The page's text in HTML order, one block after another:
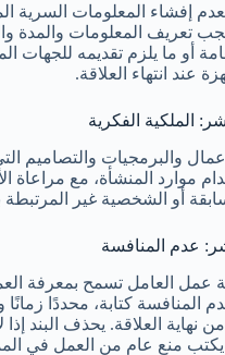
إفشاء المعلومات السرية
تعريف المعلومات والمدة
أو ما يلزم تقديمه للجهات
عند انتهاء العلاقة.
الملكية الفكرية
والبرمجيات والتصاميم
موارد المنشأة، مع مراعاة
أو الشخصية غير المرتبطة
عدم المنافسة
عمل العامل تسمح بمعرفة
المنافسة كتابة، محددًا زمانًا
نهاية العلاقة. يحذف البند
منع عام من العمل في